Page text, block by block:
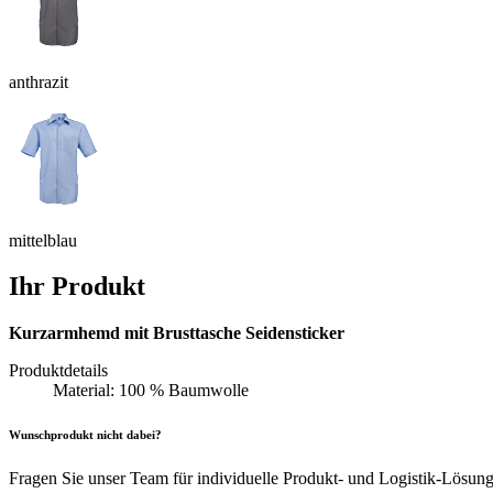
anthrazit
mittelblau
Ihr Produkt
Kurzarmhemd mit Brusttasche Seidensticker
Produktdetails
Material: 100 % Baumwolle
Wunschprodukt nicht dabei?
Fragen Sie unser Team für individuelle Produkt- und Logistik-